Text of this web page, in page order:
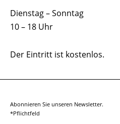
Dienstag – Sonntag
10 – 18 Uhr
Der Eintritt ist kostenlos.
Abonnieren Sie unseren Newsletter.
*Pflichtfeld